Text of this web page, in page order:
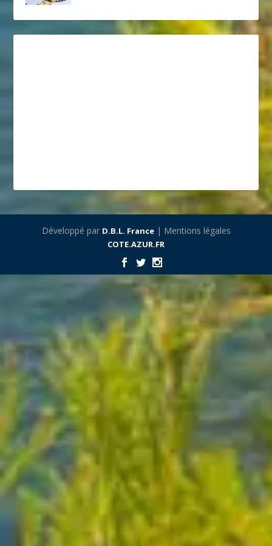
Développé par D.B.L. France| Mentions légales
COTE.AZUR.FR